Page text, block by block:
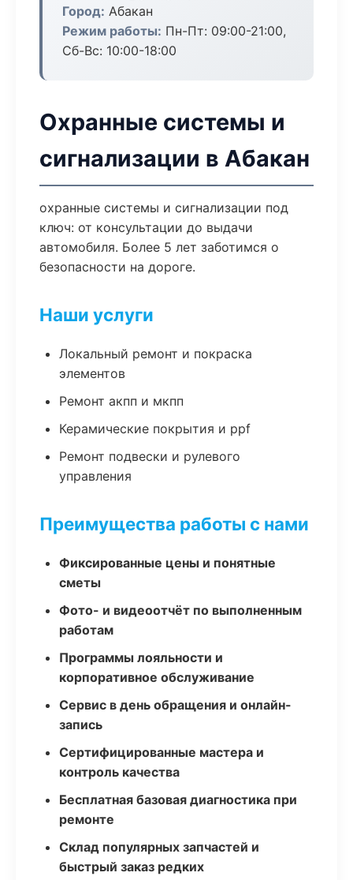
Город: Абакан
Режим работы: Пн-Пт: 09:00-21:00,
Сб-Вс: 10:00-18:00
Охранные системы и
сигнализации в Абакан
охранные системы и сигнализации под
ключ: от консультации до выдачи
автомобиля. Более 5 лет заботимся о
безопасности на дороге.
Наши услуги
Локальный ремонт и покраска
элементов
Ремонт акпп и мкпп
Керамические покрытия и ppf
Ремонт подвески и рулевого
управления
Преимущества работы с нами
Фиксированные цены и понятные
сметы
Фото- и видеоотчёт по выполненным
работам
Программы лояльности и
корпоративное обслуживание
Сервис в день обращения и онлайн-
запись
Сертифицированные мастера и
контроль качества
Бесплатная базовая диагностика при
ремонте
Склад популярных запчастей и
быстрый заказ редких